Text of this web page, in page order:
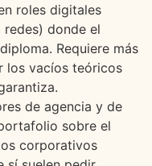
roles digitales
redes) donde el
Requiere más
los vacíos teóricos
de agencia y de
sobre el
corporativos